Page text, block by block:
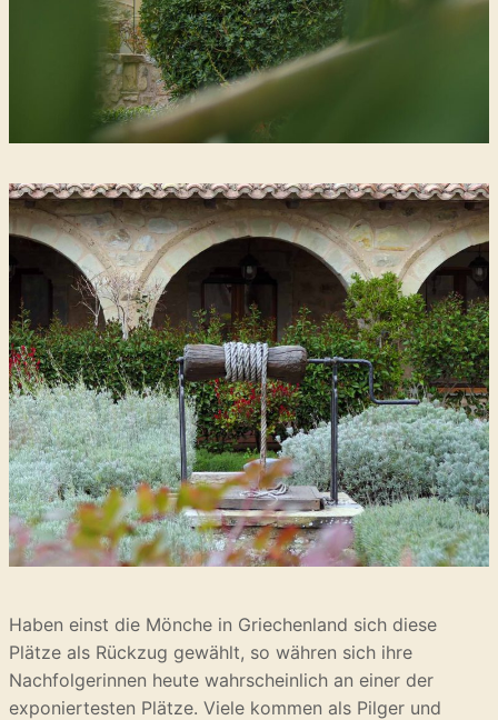
Haben einst die Mönche in Griechenland sich diese
Plätze als Rückzug gewählt, so währen sich ihre
Nachfolgerinnen heute wahrscheinlich an einer der
exponiertesten Plätze. Viele kommen als Pilger und